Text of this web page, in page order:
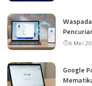
6 Mei
Google